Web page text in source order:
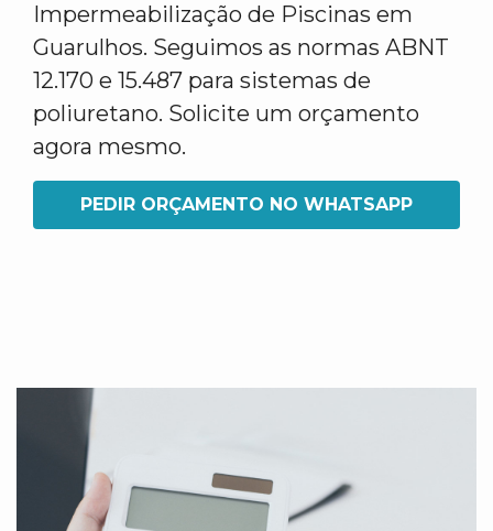
Impermeabilização de Piscinas em
Guarulhos. Seguimos as normas ABNT
12.170 e 15.487 para sistemas de
poliuretano. Solicite um orçamento
agora mesmo.
PEDIR ORÇAMENTO NO WHATSAPP